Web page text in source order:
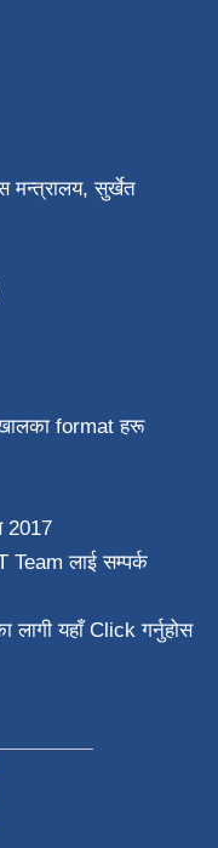
मन्त्रालय, सुर्खेत
खालका format हरू
2017
Teamलाई सम्पर्क
लागी यहाँ Click गर्नुहोस